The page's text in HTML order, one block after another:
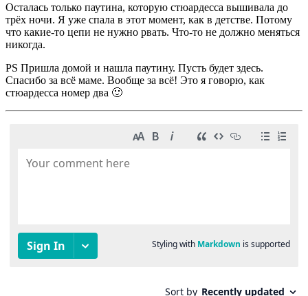
Осталась только паутина, которую стюардесса вышивала до
трёх ночи. Я уже спала в этот момент, как в детстве. Потому
что какие-то цепи не нужно рвать. Что-то не должно меняться
никогда.
PS Пришла домой и нашла паутину. Пусть будет здесь.
Спасибо за всё маме. Вообще за всё! Это я говорю, как
стюардесса номер два 🙂